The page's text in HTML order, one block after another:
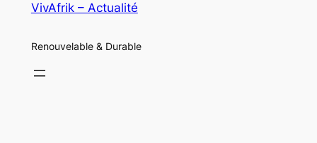
VivAfrik – Actualité
Renouvelable & Durable